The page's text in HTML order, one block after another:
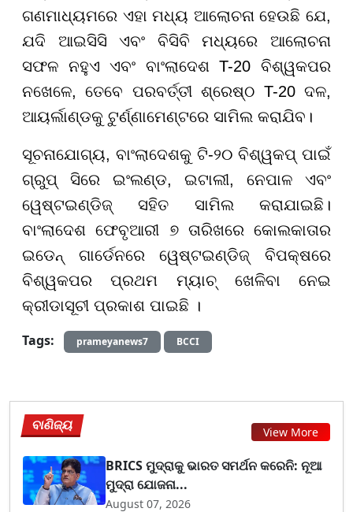
ଗଣମାଧ୍ୟମରେ ଏହା ମଧ୍ୟ ଆଲୋଚନା ହେଉଛି ଯେ,
ଯଦି ଆଇସିସି ଏବଂ ବିସିବି ମଧ୍ୟରେ ଆଲୋଚନା
ସଫଳ ନହୁଏ ଏବଂ ବାଂଲାଦେଶ T-20 ବିଶ୍ୱକପର
ନଖେଳେ, ତେବେ ପରବର୍ତ୍ତୀ ଶ୍ରେଷ୍ଠ T-20 ଦଳ,
ଆୟର୍ଲାଣ୍ଡକୁ ଟୁର୍ଣ୍ଣାମେଣ୍ଟରେ ସାମିଲ କରାଯିବ।
ସୂଚନାଯୋଗ୍ୟ, ବାଂଲାଦେଶକୁ ଟି-୨୦ ବିଶ୍ୱକପ୍ ପାଇଁ
ଗ୍ରୁପ୍ ସିରେ ଇଂଲଣ୍ଡ, ଇଟାଲୀ, ନେପାଳ ଏବଂ
ୱେଷ୍ଟଇଣ୍ଡିଜ୍ ସହିତ ସାମିଲ କରାଯାଇଛି।
ବାଂଲାଦେଶ ଫେବୃଆରୀ ୭ ତାରିଖରେ କୋଲକାତାର
ଇଡେନ୍ ଗାର୍ଡେନରେ ୱେଷ୍ଟଇଣ୍ଡିଜ୍ ବିପକ୍ଷରେ
ବିଶ୍ୱକପର ପ୍ରଥମ ମ୍ୟାଚ୍ ଖେଳିବା ନେଇ
କ୍ରୀଡାସୂଚୀ ପ୍ରକାଶ ପାଇଛି ।
Tags:
prameyanews7 BCCI
ବାଣିଜ୍ୟ View More
BRICS ମୁଦ୍ରାକୁ ଭାରତ ସମର୍ଥନ କରେନି: ନୂଆ
ମୁଦ୍ରା ଯୋଜନା...
August 07, 2026